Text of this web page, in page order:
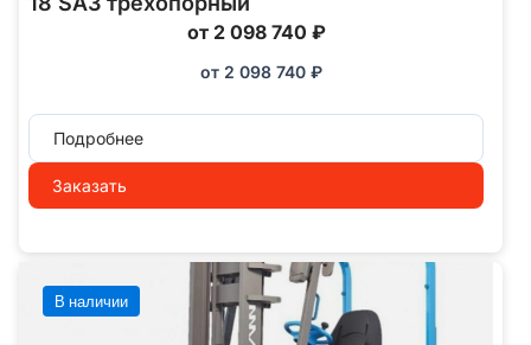
от 2 098 740 ₽
от 2 098 740 ₽
Подробнее
Заказать
В наличии